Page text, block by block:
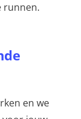
runnen.
en we